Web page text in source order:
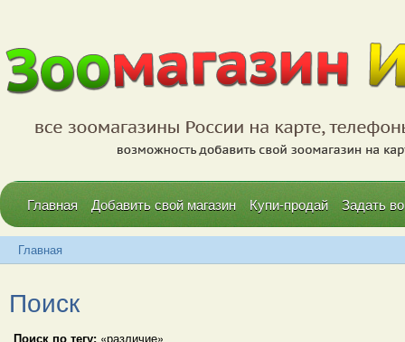
Главная Добавить свой магазин Купи-продай Задать
Главная
Поиск
Поиск по тегу: «различие»